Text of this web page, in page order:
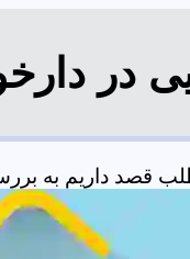
در
داریم به بررسی